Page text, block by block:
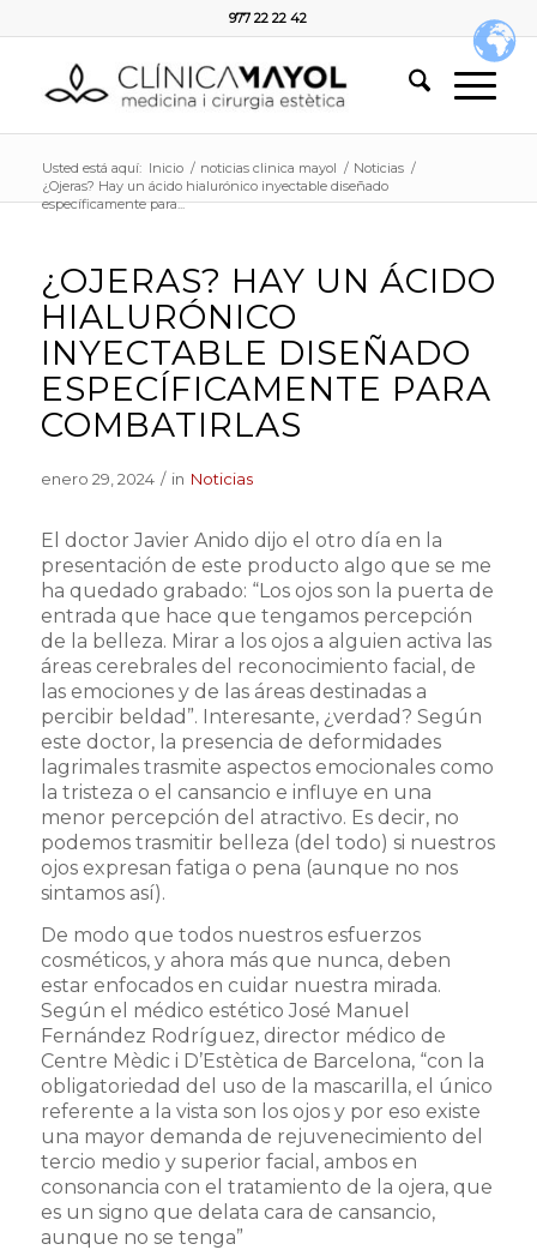
977 22 22 42
Usted está aquí: Inicio / noticias clinica mayol / Noticias /
¿Ojeras? Hay un ácido hialurónico inyectable diseñado
específicamente para...
¿OJERAS? HAY UN ÁCIDO
HIALURÓNICO
INYECTABLE DISEÑADO
ESPECÍFICAMENTE PARA
COMBATIRLAS
enero 29, 2024 / in Noticias
El doctor Javier Anido dijo el otro día en la
presentación de este producto algo que se me
ha quedado grabado: “Los ojos son la puerta de
entrada que hace que tengamos percepción
de la belleza. Mirar a los ojos a alguien activa las
áreas cerebrales del reconocimiento facial, de
las emociones y de las áreas destinadas a
percibir beldad”. Interesante, ¿verdad? Según
este doctor, la presencia de deformidades
lagrimales trasmite aspectos emocionales como
la tristeza o el cansancio e influye en una
menor percepción del atractivo. Es decir, no
podemos trasmitir belleza (del todo) si nuestros
ojos expresan fatiga o pena (aunque no nos
sintamos así).
De modo que todos nuestros esfuerzos
cosméticos, y ahora más que nunca, deben
estar enfocados en cuidar nuestra mirada.
Según el médico estético José Manuel
Fernández Rodríguez, director médico de
Centre Mèdic i D’Estètica de Barcelona, “con la
obligatoriedad del uso de la mascarilla, el único
referente a la vista son los ojos y por eso existe
una mayor demanda de rejuvenecimiento del
tercio medio y superior facial, ambos en
consonancia con el tratamiento de la ojera, que
es un signo que delata cara de cansancio,
aunque no se tenga”